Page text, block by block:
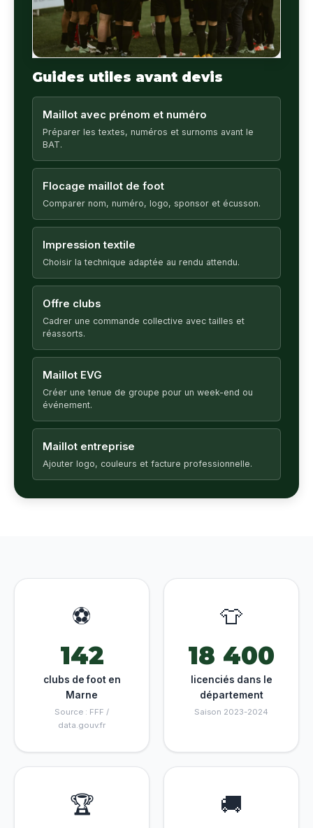
Guides utiles avant devis
Maillot avec prénom et numéro
Préparer les textes, numéros et surnoms avant le
BAT.
Flocage maillot de foot
Comparer nom, numéro, logo, sponsor et écusson.
Impression textile
Choisir la technique adaptée au rendu attendu.
Offre clubs
Cadrer une commande collective avec tailles et
réassorts.
Maillot EVG
Créer une tenue de groupe pour un week-end ou
événement.
Maillot entreprise
Ajouter logo, couleurs et facture professionnelle.
⚽
142
clubs de foot en
Marne
Source : FFF /
data.gouv.fr
👕
18 400
licenciés dans le
département
Saison 2023-2024
🏆 🚚